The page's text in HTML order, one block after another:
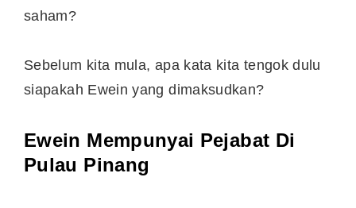
saham?
Sebelum kita mula, apa kata kita tengok dulu
siapakah Ewein yang dimaksudkan?
Ewein Mempunyai Pejabat Di
Pulau Pinang